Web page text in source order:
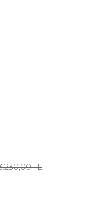
TL